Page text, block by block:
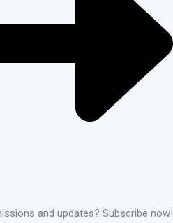
and updates? Subscribe now!